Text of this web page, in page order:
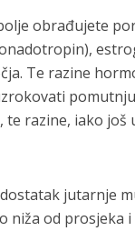
obrađujete
Te razine
razine, iako još
jutarnje
niža od prosjeka